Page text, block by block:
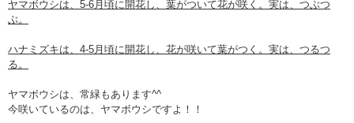
ヤマボウシは、5-6月頃に開花し、葉がついて花が咲く。 実は、つぶつ
ぶ。
ハナミズキは、4-5月頃に開花し、花が咲いて葉がつく。実は、つるつ
る。
ヤマボウシは、常緑もあります^^
今咲いているのは、ヤマボウシですよ！！